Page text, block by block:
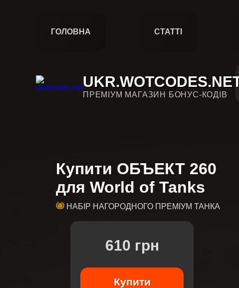
ГОЛОВНА СТАТТІ
ПРЕМІУМ МАГАЗИН БОНУС-КОДІВ
Купити ОБЪЕКТ 260
для World of Tanks
НАБІР НАГОРОДНОГО ПРЕМІУМ ТАНКА
610 грн
Купити